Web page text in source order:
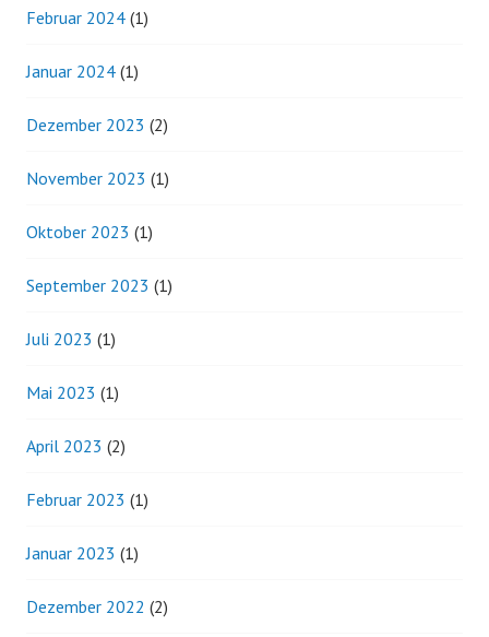
Februar 2024 (1)
Januar 2024 (1)
Dezember 2023 (2)
November 2023 (1)
Oktober 2023 (1)
September 2023 (1)
Juli 2023 (1)
Mai 2023 (1)
April 2023 (2)
Februar 2023 (1)
Januar 2023 (1)
Dezember 2022 (2)